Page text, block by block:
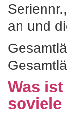
an und
Was
soviele